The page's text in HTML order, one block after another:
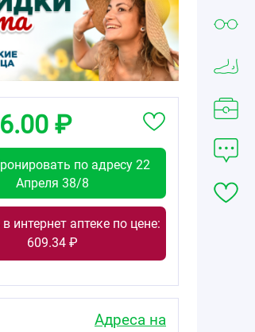
от405.14₽
орошения и
от
₽
по адресу 22
Апреля 38/8
интернет аптеке по цене:
609.34 ₽
Адреса на